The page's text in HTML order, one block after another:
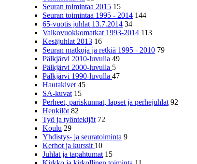
Seuran toimintaa 2015 15
Seuran toimintaa 1995 - 2014 144
65-vuotis juhlat 13.7.2014 34
Valkovuokkomatkat 1993-2014 113
Kesäjuhlat 2013 16
Seuran matkoja ja retkiä 1995 - 2010 79
Pälkjärvi 2010-luvulla 49
Pälkjärvi 2000-luvulla 5
Pälkjärvi 1990-luvulla 47
Hautakivet 45
SA-kuvat 15
Perheet, pariskunnat, lapset ja perhejuhlat 92
Henkilöt 82
Työ ja työntekijät 72
Koulu 29
Yhdistys- ja seuratoiminta 9
Kerhot ja kurssit 10
Juhlat ja tapahtumat 15